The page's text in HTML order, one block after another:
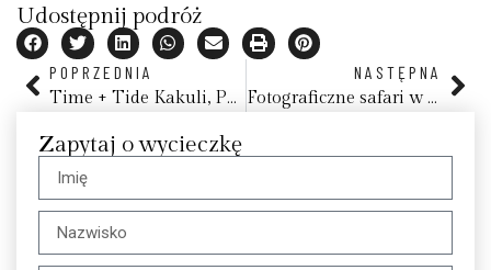
Udostępnij podróż
POPRZEDNIA
Time + Tide Kakuli, Park Narodowy South Luangwa
NASTĘPNA
Fotograficzne safari w Zambii – South Luangwa
Zapytaj o wycieczkę